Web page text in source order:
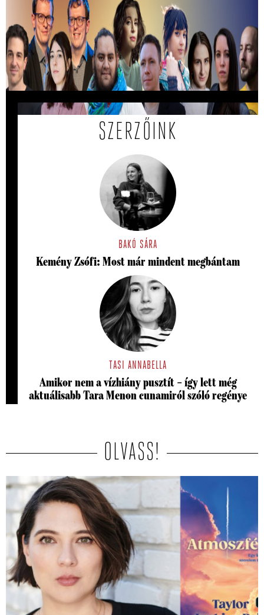
Kiválasztották a 2026-os Mastercard -
Alkotótárs ösztöndíj 10 döntősét!
Közülük kerül ki a két győztes.
SZERZŐINK
BAKÓ SÁRA
Kemény Zsófi: Most már mindent megbántam
TASI ANNABELLA
Amikor nem a vízhiány pusztít – így lett még
aktuálisabb Tara Menon cunamiról szóló regénye
OLVASS!